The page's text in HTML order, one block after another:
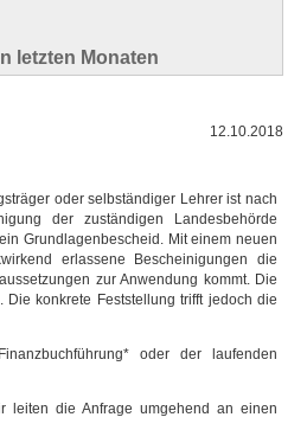
letzten Monaten
12.10.2018
oder selbständiger Lehrer ist nach
der zuständigen Landesbehörde
Grundlagenbescheid. Mit einem neuen
erlassene Bescheinigungen die
zur Anwendung kommt. Die
konkrete Feststellung trifft jedoch die
oder der laufenden
leiten die Anfrage umgehend an einen